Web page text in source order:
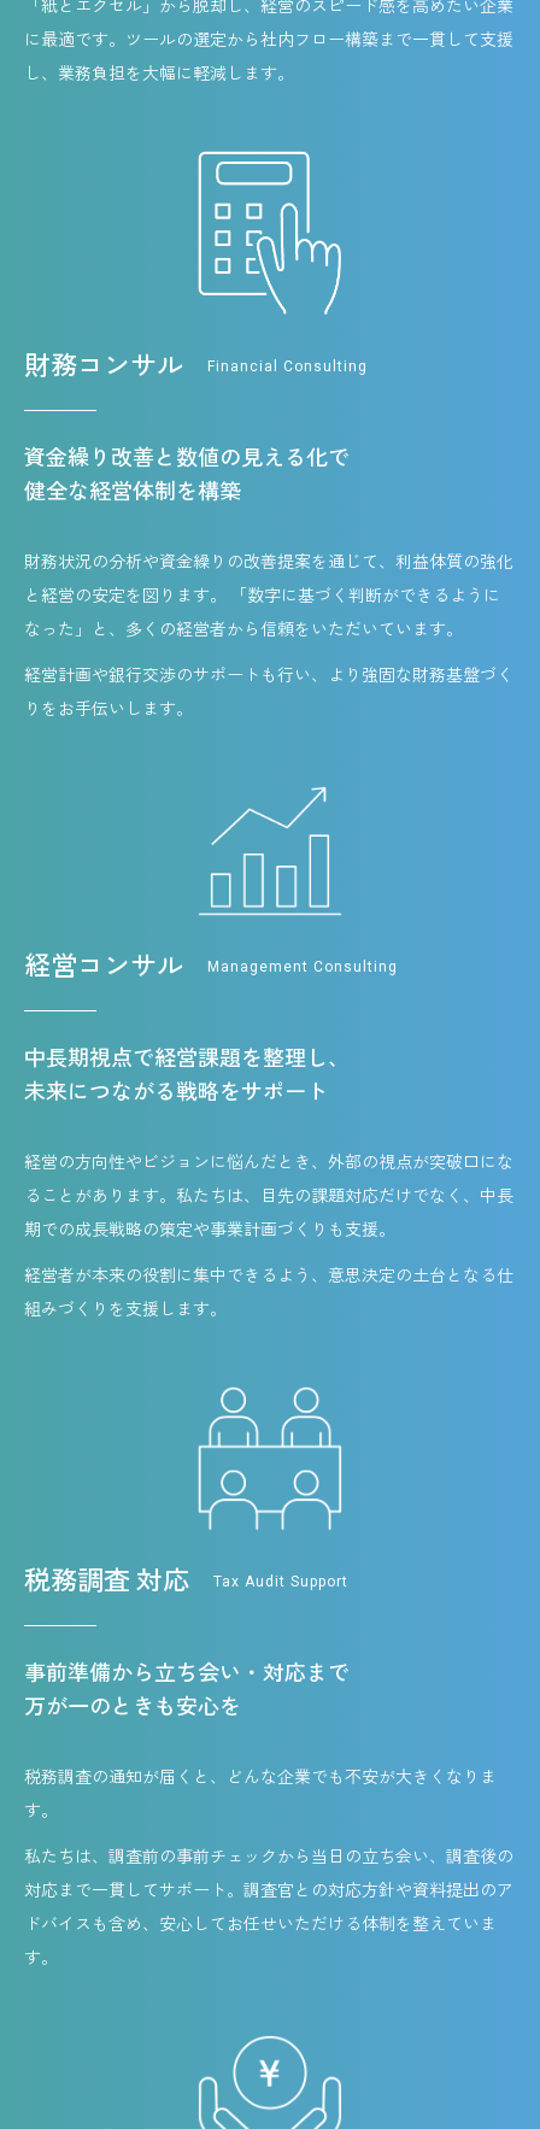
「紙とエクセル」から脱却し、経営のスピード感を高めたい企業
に最適です。ツールの選定から社内フロー構築まで一貫して支援
し、業務負担を大幅に軽減します。
財務コンサル Financial Consulting
資金繰り改善と数値の見える化で
健全な経営体制を構築
財務状況の分析や資金繰りの改善提案を通じて、利益体質の強化
と経営の安定を図ります。 「数字に基づく判断ができるように
なった」と、多くの経営者から信頼をいただいています。
経営計画や銀行交渉のサポートも行い、より強固な財務基盤づく
りをお手伝いします。
経営コンサル Management Consulting
中長期視点で経営課題を整理し、
未来につながる戦略をサポート
経営の方向性やビジョンに悩んだとき、外部の視点が突破口にな
ることがあります。私たちは、目先の課題対応だけでなく、中長
期での成長戦略の策定や事業計画づくりも支援。
経営者が本来の役割に集中できるよう、意思決定の土台となる仕
組みづくりを支援します。
税務調査 対応 Tax Audit Support
事前準備から立ち会い・対応まで
万が一のときも安心を
税務調査の通知が届くと、どんな企業でも不安が大きくなりま
す。
私たちは、調査前の事前チェックから当日の立ち会い、調査後の
対応まで一貫してサポート。調査官との対応方針や資料提出のア
ドバイスも含め、安心してお任せいただける体制を整えていま
す。